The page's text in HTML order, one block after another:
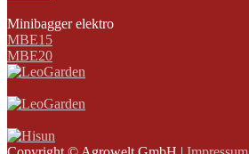
Minibagger elektro
MBE15
MBE20